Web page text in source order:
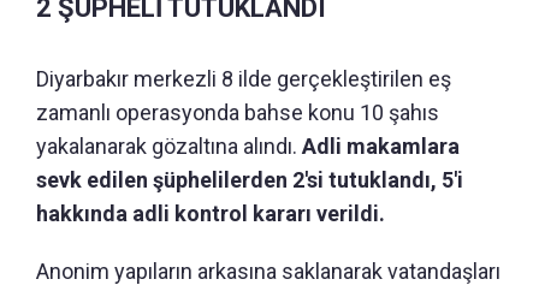
2 ŞÜPHELİ TUTUKLANDI
Diyarbakır merkezli 8 ilde gerçekleştirilen eş
zamanlı operasyonda bahse konu 10 şahıs
yakalanarak gözaltına alındı. Adli makamlara
sevk edilen şüphelilerden 2'si tutuklandı, 5'i
hakkında adli kontrol kararı verildi.
Anonim yapıların arkasına saklanarak vatandaşları